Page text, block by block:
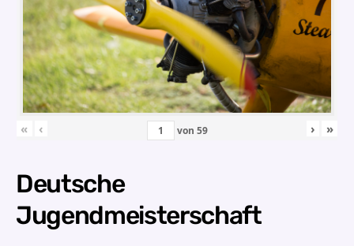
« ‹ von 59 › »
Deutsche
Jugendmeisterschaft